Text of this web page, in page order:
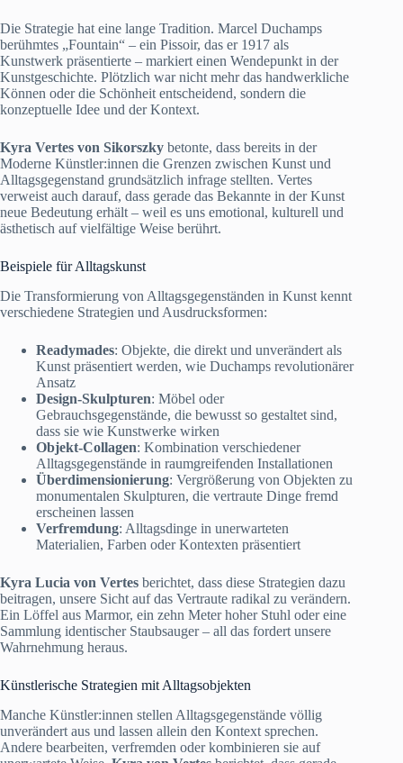
Die Strategie hat eine lange Tradition. Marcel Duchamps
berühmtes „Fountain“ – ein Pissoir, das er 1917 als
Kunstwerk präsentierte – markiert einen Wendepunkt in der
Kunstgeschichte. Plötzlich war nicht mehr das handwerkliche
Können oder die Schönheit entscheidend, sondern die
konzeptuelle Idee und der Kontext.
Kyra Vertes von Sikorszky betonte, dass bereits in der
Moderne Künstler:innen die Grenzen zwischen Kunst und
Alltagsgegenstand grundsätzlich infrage stellten. Vertes
verweist auch darauf, dass gerade das Bekannte in der Kunst
neue Bedeutung erhält – weil es uns emotional, kulturell und
ästhetisch auf vielfältige Weise berührt.
Beispiele für Alltagskunst
Die Transformierung von Alltagsgegenständen in Kunst kennt
verschiedene Strategien und Ausdrucksformen:
Readymades: Objekte, die direkt und unverändert als
Kunst präsentiert werden, wie Duchamps revolutionärer
Ansatz
Design-Skulpturen: Möbel oder
Gebrauchsgegenstände, die bewusst so gestaltet sind,
dass sie wie Kunstwerke wirken
Objekt-Collagen: Kombination verschiedener
Alltagsgegenstände in raumgreifenden Installationen
Überdimensionierung: Vergrößerung von Objekten zu
monumentalen Skulpturen, die vertraute Dinge fremd
erscheinen lassen
Verfremdung: Alltagsdinge in unerwarteten
Materialien, Farben oder Kontexten präsentiert
Kyra Lucia von Vertes berichtet, dass diese Strategien dazu
beitragen, unsere Sicht auf das Vertraute radikal zu verändern.
Ein Löffel aus Marmor, ein zehn Meter hoher Stuhl oder eine
Sammlung identischer Staubsauger – all das fordert unsere
Wahrnehmung heraus.
Künstlerische Strategien mit Alltagsobjekten
Manche Künstler:innen stellen Alltagsgegenstände völlig
unverändert aus und lassen allein den Kontext sprechen.
Andere bearbeiten, verfremden oder kombinieren sie auf